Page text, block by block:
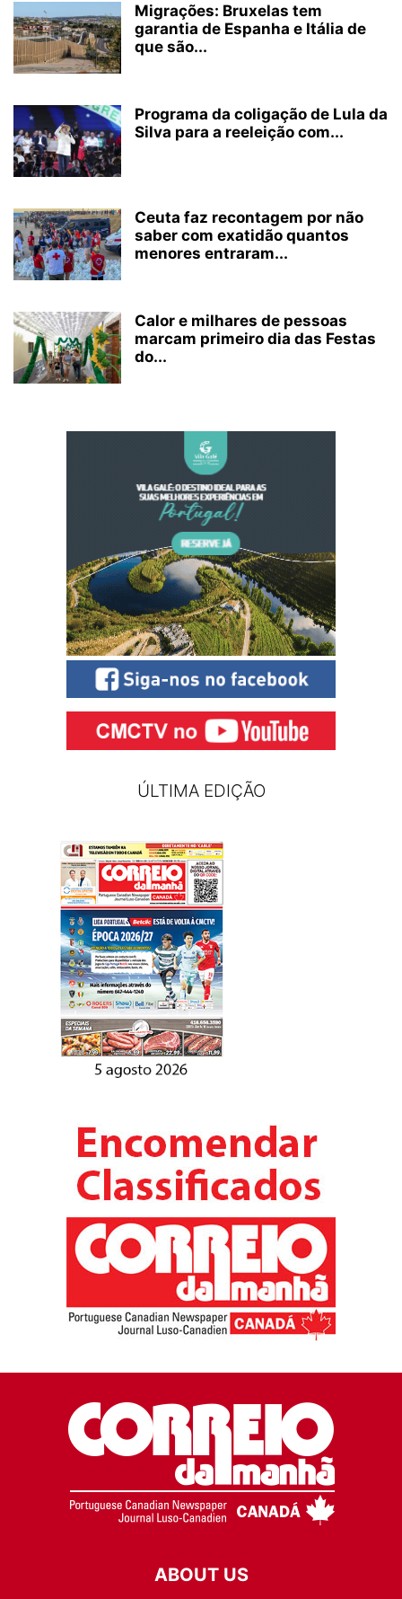
Migrações: Bruxelas tem
garantia de Espanha e Itália de
que são...
Programa da coligação de Lula da
Silva para a reeleição com...
Ceuta faz recontagem por não
saber com exatidão quantos
menores entraram...
Calor e milhares de pessoas
marcam primeiro dia das Festas
do...
ÚLTIMA EDIÇÃO
ABOUT US